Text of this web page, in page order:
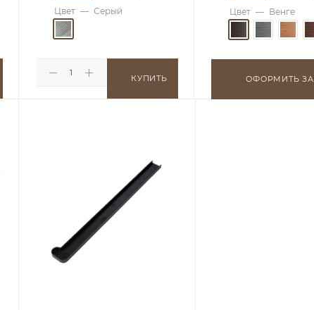
Цвет — Серый
КУПИТЬ
Цвет — Венге
ОФОРМИТЬ